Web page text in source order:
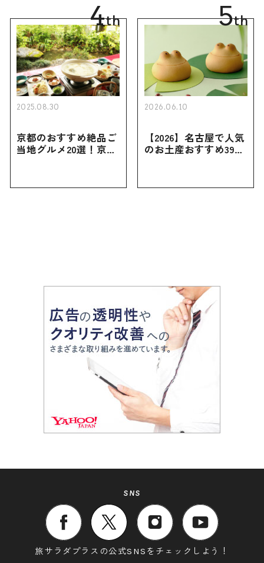
4th
2025.08.30
京都のおすすめ絶品ご
当地グルメ20選！京都
5th
2026.06.10
【2026】名古屋で人気
のお土産おすすめ39選
お土産・ばらまき用ま
SNS
旅サラダプラスの公式SNSをチェックしよう！